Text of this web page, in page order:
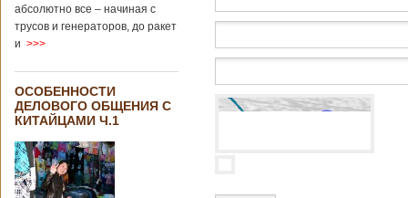
абсолютно все – начиная с
трусов и генераторов, до ракет
и >>>
ОСОБЕННОСТИ
ДЕЛОВОГО ОБЩЕНИЯ С
КИТАЙЦАМИ Ч.1